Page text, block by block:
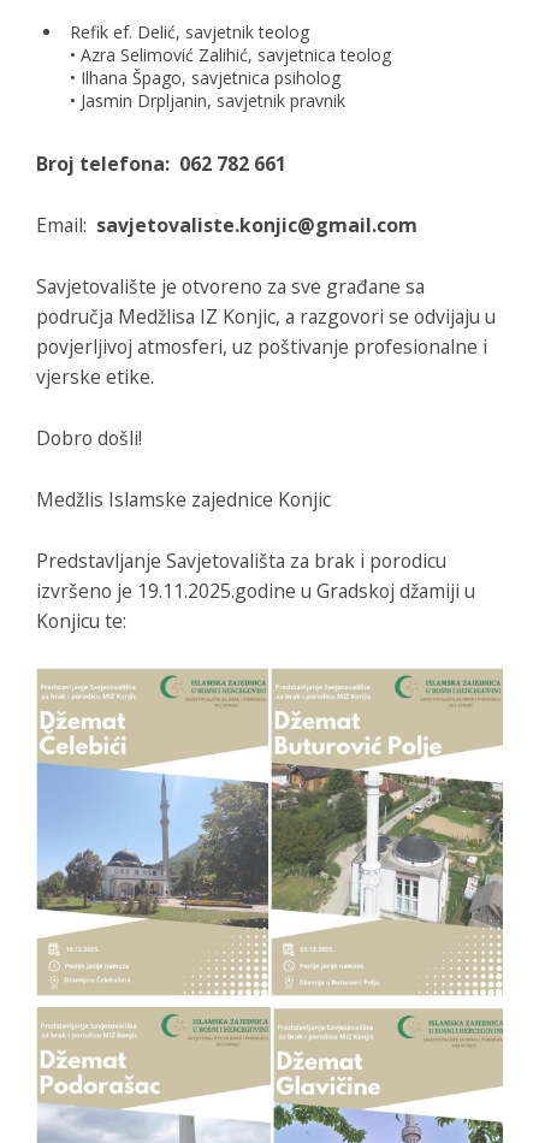
Refik ef. Delić, savjetnik teolog
• Azra Selimović Zalihić, savjetnica teolog
• Ilhana Špago, savjetnica psiholog
• Jasmin Drpljanin, savjetnik pravnik
Broj telefona: 062 782 661
Email: savjetovaliste.konjic@gmail.com
Savjetovalište je otvoreno za sve građane sa
područja Medžlisa IZ Konjic, a razgovori se odvijaju u
povjerljivoj atmosferi, uz poštivanje profesionalne i
vjerske etike.
Dobro došli!
Medžlis Islamske zajednice Konjic
Predstavljanje Savjetovališta za brak i porodicu
izvršeno je 19.11.2025.godine u Gradskoj džamiji u
Konjicu te: